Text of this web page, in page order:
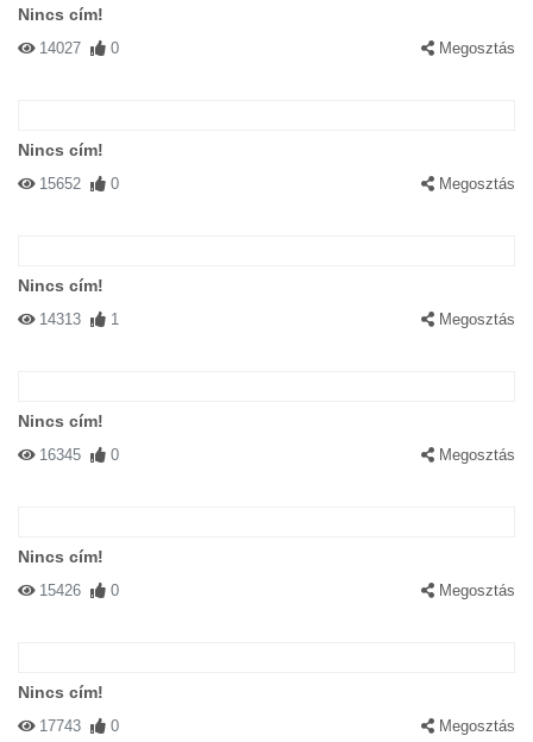
Nincs cím!
14027 0 Megosztás
Nincs cím!
15652 0 Megosztás
Nincs cím!
14313 1 Megosztás
Nincs cím!
16345 0 Megosztás
Nincs cím!
15426 0 Megosztás
Nincs cím!
17743 0 Megosztás